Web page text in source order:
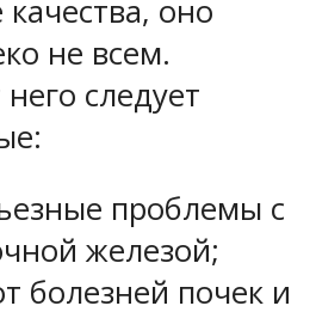
оно
не всем.
следует
проблемы с
железой;
болезней почек и